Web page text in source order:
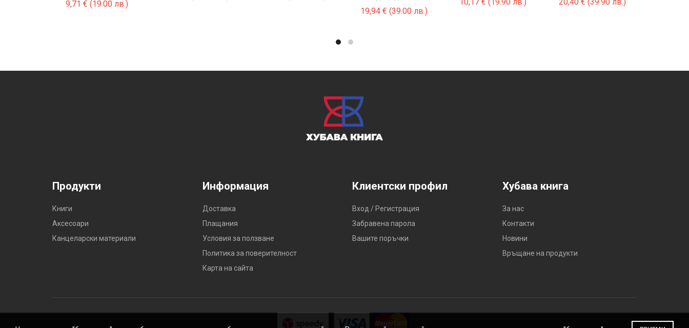
9,71 € (19.00 лв.)
19,94€ (39.00 лв.)
Продукти
Книги
Аксесоари
Канцеларски материали
Информация
Доставка
Плащания
Условия за ползване
Политика за поверителност
Карта на сайта
Клиентски профил
Вход / Регистрация
Забравена парола
Вашите поръчки
Хубава книга
За нас
Контакти
Новини
Връщане на продукти